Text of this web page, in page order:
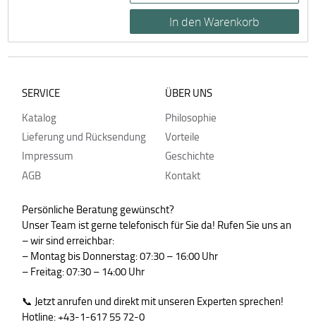
SERVICE
Katalog
Lieferung und Rücksendung
Impressum
AGB
ÜBER UNS
Philosophie
Vorteile
Geschichte
Kontakt
Persönliche Beratung gewünscht?
Unser Team ist gerne telefonisch für Sie da! Rufen Sie uns an
– wir sind erreichbar:
– Montag bis Donnerstag: 07:30 – 16:00 Uhr
– Freitag: 07:30 – 14:00 Uhr
📞 Jetzt anrufen und direkt mit unseren Experten sprechen!
Hotline: +43-1-617 55 72-0